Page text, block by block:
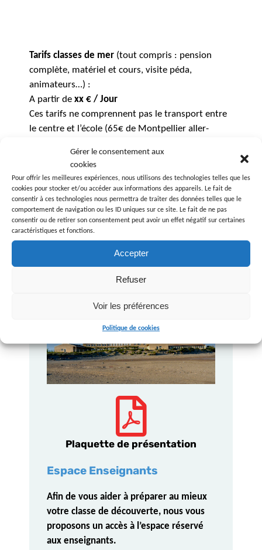
Gérer le consentement aux
cookies
Pour offrir les meilleures expériences, nous utilisons des technologies telles que les
cookies pour stocker et/ou accéder aux informations des appareils. Le fait de
consentir à ces technologies nous permettra de traiter des données telles que le
comportement de navigation ou les ID uniques sur ce site. Le fait de ne pas
consentir ou de retirer son consentement peut avoir un effet négatif sur certaines
caractéristiques et fonctions.
Accepter
Refuser
Voir les préférences
Politique de cookies
Tarifs classes de mer (tout compris : pension
complète, matériel et cours, visite péda,
animateurs…) :
A partir de xx € / Jour
Ces tarifs ne comprennent pas le transport entre
le centre et l’école (65€ de Montpellier aller-
Possibilités de sur mesure à la demande…
N’hésitez pas à nous contacter
Tarifs classes de découverte(tout compris) :
A partir dexx € / Jour
Téléchargez la plaquette de
présentation
Plaquette de présentation
Espace Enseignants
Afin de vous aider à préparer au mieux
votre classe de découverte, nous vous
proposons un accès à l’espace réservé
aux enseignants.